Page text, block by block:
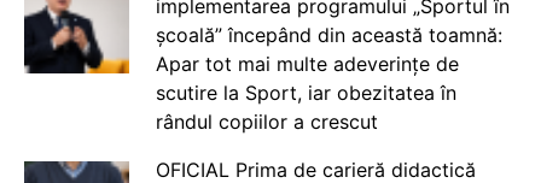
implementarea programului „Sportul în
școală” începând din această toamnă:
Apar tot mai multe adeverințe de
scutire la Sport, iar obezitatea în
rândul copiilor a crescut
OFICIAL Prima de carieră didactică